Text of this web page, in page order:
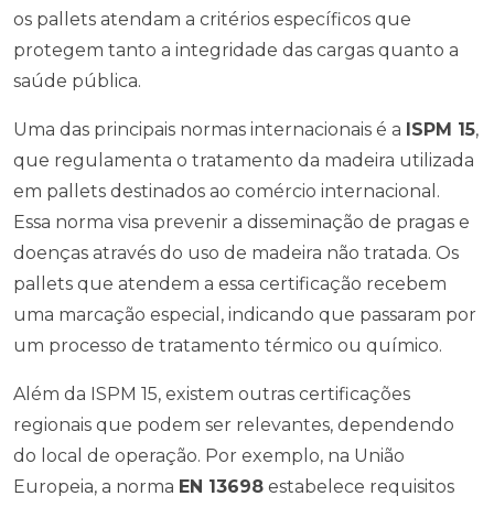
os pallets atendam a critérios específicos que
protegem tanto a integridade das cargas quanto a
saúde pública.
Uma das principais normas internacionais é a ISPM 15,
que regulamenta o tratamento da madeira utilizada
em pallets destinados ao comércio internacional.
Essa norma visa prevenir a disseminação de pragas e
doenças através do uso de madeira não tratada. Os
pallets que atendem a essa certificação recebem
uma marcação especial, indicando que passaram por
um processo de tratamento térmico ou químico.
Além da ISPM 15, existem outras certificações
regionais que podem ser relevantes, dependendo
do local de operação. Por exemplo, na União
Europeia, a norma EN 13698 estabelece requisitos